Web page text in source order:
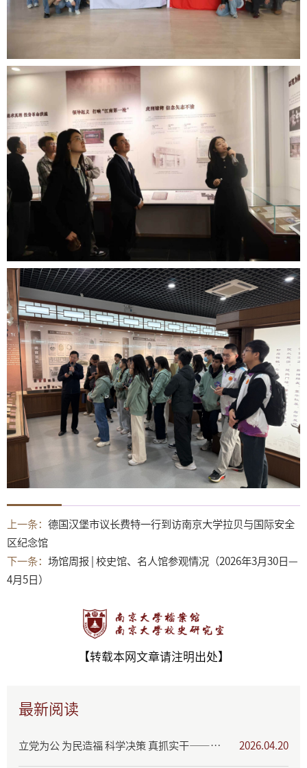
上一条： 德国汉堡市议长费特一行到访南京大学拉贝与国际安全
区纪念馆
下一条： 场馆周报 | 校史馆、名人馆参观情况（2026年3月30日—
4月5日）
【转载本网文章请注明出处】
最新阅读
立党为公 为民造福 科学决策 真抓实干——树立和践行正确政绩观学习教育专题展 2026.04.20